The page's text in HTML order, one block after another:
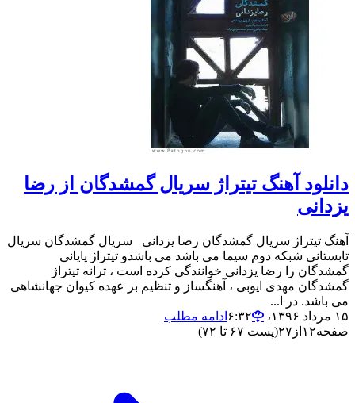
دانلود آهنگ تیتراژ سریال گمشدگان از رضا
یزدانی
آهنگ تیتراژ سریال گمشدگان رضا یزدانی سریال گمشدگان سریال
تابستانی شبکه دوم سیما می باشد می باشدو تیتراژ پایانی
گمشدگان را رضا یزدانی خوانندگی کرده است ، ترانه تیتراژ
گمشدگان مهدی ایوبی ، آهنگساز و تنظیم بر عهده کیوان جهانشاهی
می باشد. در ا...
۱۵ مرداد ۱۳۹۶،‏ ۶:۳۲
ادامه مطلب
صفحه۱۲ از ۲۷(پست ۶۷ تا ۷۲)